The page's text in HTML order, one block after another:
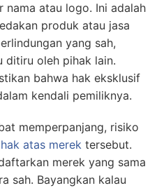
nama atau logo. Ini adalah
produk atau jasa
yang sah,
ditiru oleh pihak lain.
bahwa hak eksklusif
kendali pemiliknya.
memperpanjang, risiko
hak atas merek tersebut.
merek yang sama
sah. Bayangkan kalau